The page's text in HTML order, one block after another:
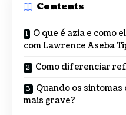
Contents
O que é azia e como
com Lawrence Aseba
Como diferenciar
Quando os
mais grave?